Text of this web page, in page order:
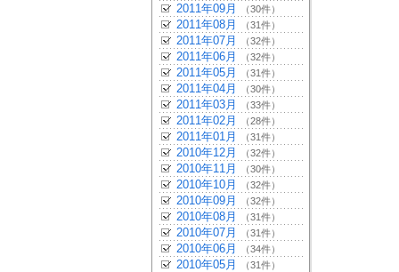
2011年09月 （30件）
2011年08月 （31件）
2011年07月 （32件）
2011年06月 （32件）
2011年05月 （31件）
2011年04月 （30件）
2011年03月 （33件）
2011年02月 （28件）
2011年01月 （31件）
2010年12月 （32件）
2010年11月 （30件）
2010年10月 （32件）
2010年09月 （32件）
2010年08月 （31件）
2010年07月 （31件）
2010年06月 （34件）
2010年05月 （31件）